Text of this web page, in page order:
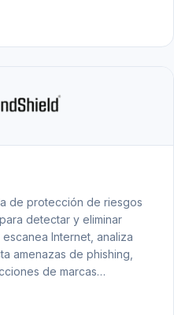
de protección de riesgos
detectar y eliminar
Internet, analiza
amenazas de phishing,
de marcas